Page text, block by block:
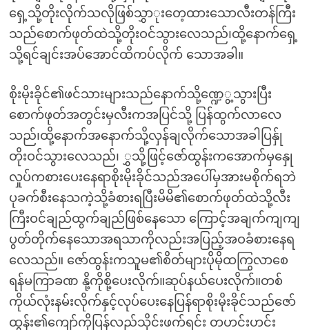
ရှေ့သို့တိုးလိုက်သလိုဖြစ်သွှာုးတေ့ထားသောလီးတန်ကြီး
သည်စောက်ဖုတ်ထဲသို့တိုးဝင်သွားလေသည်၊ထို့နောက်ရှေ့
သို့ရင်ချင်းအပ်အောင်ထိကပ်လိုက် သောအခါ။
စိုးမိုးခိုင်၏ဖင်သားများသည်နောက်သို့ဏ္ဍေွ့သွားပြီး
စောက်ဖုတ်အတွင်းမှလီးကအပြင်သို့ ပြန်ထွက်လာလေ
သည်၊ထို့နောက်အနောက်သို့လှန်ချလိုက်သောအခါပြန်ှု
တိုးဝင်သွားလေသည်၊ ွှသို့ဖြင့်ဇော်ထွန်းကအောက်မှနှေု
လှုပ်ကစားပေးနေရာစိုးမိုးခိုင်သည်အပေါ်မှအားမစိုက်ရဘဲ
ပုခက်စီးနေသကဲ့သို့ခံစားရပြီးမိမိ၏စောက်ဖုတ်ထဲသို့လီး
ကြီးဝင်ချည်ထွက်ချည်ဖြစ်နေသော ကြောင့်အချက်ကျကျ
ပွတ်တိုက်နေသောအရသာကိုလည်းအပြည့်အဝခံစားနေရ
လေသည်။ ဇော်ထွန်းကသူမ၏စိတ်များပိုမိုထကြွလာစေ
ရန်မကြာခဏ နို့ကိုစို့ပေးလိုက်။ဆုပ်နယ်ပေးလိုက်။တစ်
ကိုယ်လုံးနမ်းလိုက်နှင့်လုပ်ပေးနေပြန်ရာစိုးမိုးခိုင်သည်ဇော်
ထွန်း၏ကျော်ကိုပြန်လည်သိုင်းဖက်ရင်း တဟင်းဟင်း